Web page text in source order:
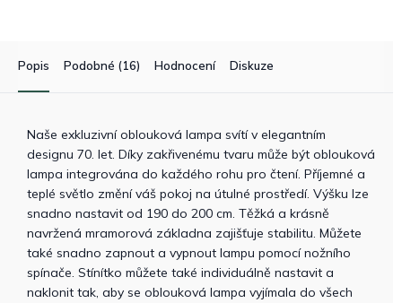
Popis Podobné (16) Hodnocení Diskuze
Naše exkluzivní oblouková lampa svítí v elegantním
designu 70. let. Díky zakřivenému tvaru může být oblouková
lampa integrována do každého rohu pro čtení. Příjemné a
teplé světlo změní váš pokoj na útulné prostředí. Výšku lze
snadno nastavit od 190 do 200 cm. Těžká a krásně
navržená mramorová základna zajišťuje stabilitu. Můžete
také snadno zapnout a vypnout lampu pomocí nožního
spínače. Stínítko můžete také individuálně nastavit a
naklonit tak, aby se oblouková lampa vyjímala do všech